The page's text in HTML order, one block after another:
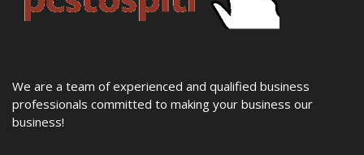
We are a team of experienced and qualified business
professionals committed to making your business our
business!